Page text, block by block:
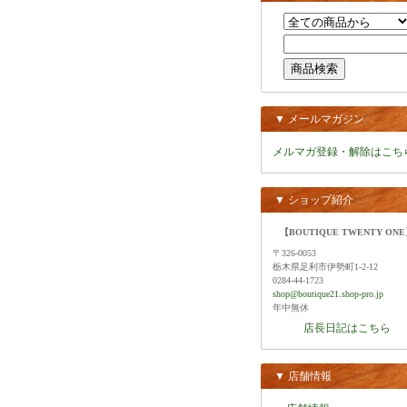
▼ メールマガジン
メルマガ登録・解除はこち
▼ ショップ紹介
【BOUTIQUE TWENTY ONE
〒326-0053
栃木県足利市伊勢町1-2-12
0284-44-1723
shop@boutique21.shop-pro.jp
年中無休
店長日記はこちら
▼ 店舗情報